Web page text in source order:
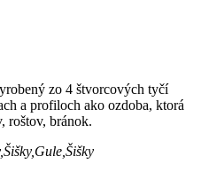
zo 4 štvorcových tyčí
a profiloch ako ozdoba, ktorá
roštov, bránok.